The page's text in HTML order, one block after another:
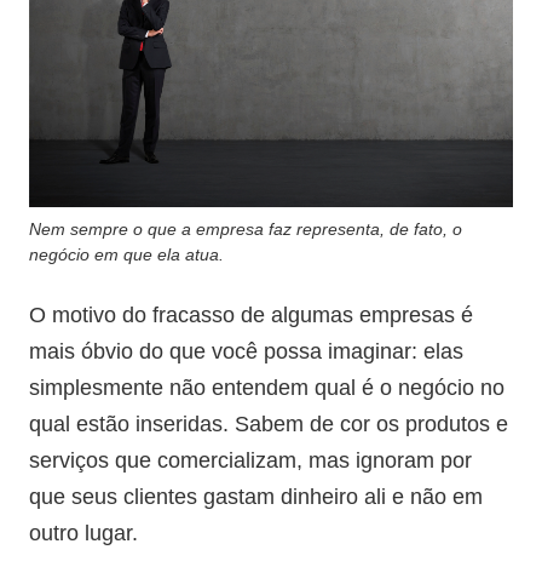
Nem sempre o que a empresa faz representa, de fato, o
negócio em que ela atua.
O motivo do fracasso de algumas empresas é
mais óbvio do que você possa imaginar: elas
simplesmente não entendem qual é o negócio no
qual estão inseridas. Sabem de cor os produtos e
serviços que comercializam, mas ignoram por
que seus clientes gastam dinheiro ali e não em
outro lugar.